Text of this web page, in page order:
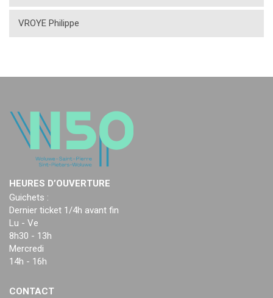
VROYE Philippe
HEURES D’OUVERTURE
Guichets :
Dernier ticket 1/4h avant fin
Lu - Ve
8h30 - 13h
Mercredi
14h - 16h
CONTACT